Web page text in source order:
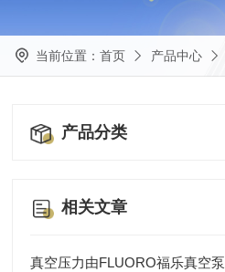
当前位置： 首页 产品中心
产品分类
相关文章
真空压力由FLUORO福乐真空